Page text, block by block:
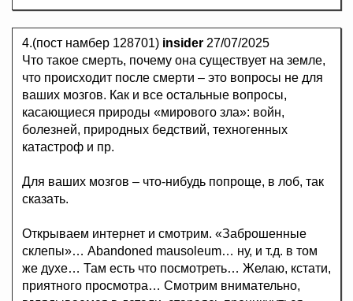
4.(пост намбер 128701) insider 27/07/2025
Что такое смерть, почему она существует на земле,
что происходит после смерти – это вопросы не для
ваших мозгов. Как и все остальные вопросы,
касающиеся природы «мирового зла»: войн,
болезней, природных бедствий, техногенных
катастроф и пр.
Для ваших мозгов – что-нибудь попроще, в лоб, так
сказать.
Открываем интернет и смотрим. «Заброшенные
склепы»… Abandoned mausoleum… ну, и т.д. в том
же духе… Там есть что посмотреть… Желаю, кстати,
приятного просмотра… Смотрим внимательно,